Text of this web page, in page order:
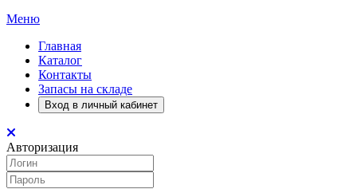
Меню
Главная
Каталог
Контакты
Запасы на складе
Вход в личный кабинет
Авторизация